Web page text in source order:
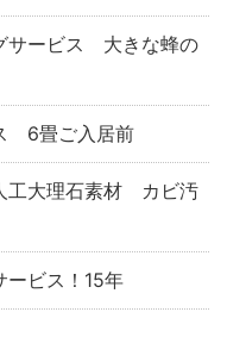
サービス 大きな蜂の
6畳ご入居前
工大理石素材 カビ汚
ービス！15年